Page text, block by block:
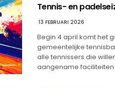
Tennis- en
13 FEBRUARI 2026
Begin 4 april komt het
gemeentelijke
alle tennissers die
aangename faciliteiten